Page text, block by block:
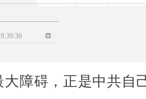
障碍，正是中共自